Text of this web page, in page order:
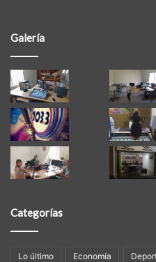
Galería
Categorías
Lo último Economía